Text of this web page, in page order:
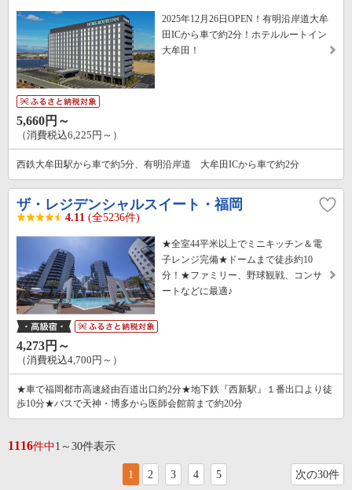
2025年12月26日OPEN！有明沿岸道大牟
田ICから車で約2分！ホテルルートイン
大牟田！
5,660円～
（消費税込6,225円～）
西鉄大牟田駅から車で約5分、有明沿岸道 大牟田ICから車で約2分
ザ・レジデンシャルスイート・福岡
4.11 (全5236件)
★全室44平米以上でミニキッチン＆電
子レンジ完備★ドームまで徒歩約10
分！★ファミリー、野球観戦、コンサ
ートなどに最適♪
4,273円～
（消費税込4,700円～）
★車で福岡都市高速経由百道出口約2分★地下鉄『西新駅』１番出口より徒
歩10分★バスで天神・博多から医師会館前まで約20分
1116件中1～30件表示
1 2 3 4 5 次の30件